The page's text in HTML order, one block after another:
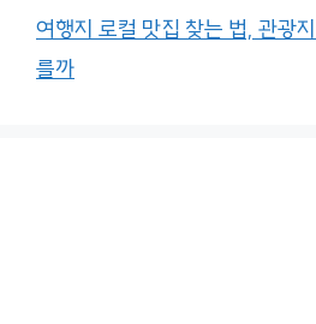
여행지 로컬 맛집 찾는 법, 관광
를까